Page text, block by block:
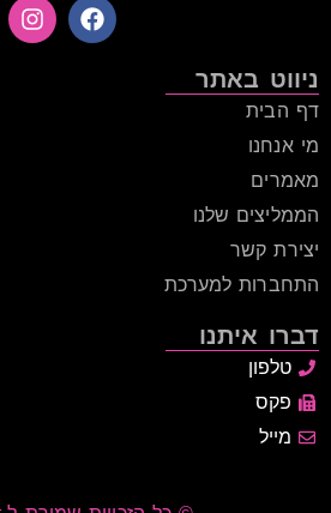
ניווט באתר
דף הבית
מי אנחנו
מאמרים
הממליצים שלנו
יצירת קשר
התחברות למערכת
דברו איתנו
טלפון
פקס
מייל